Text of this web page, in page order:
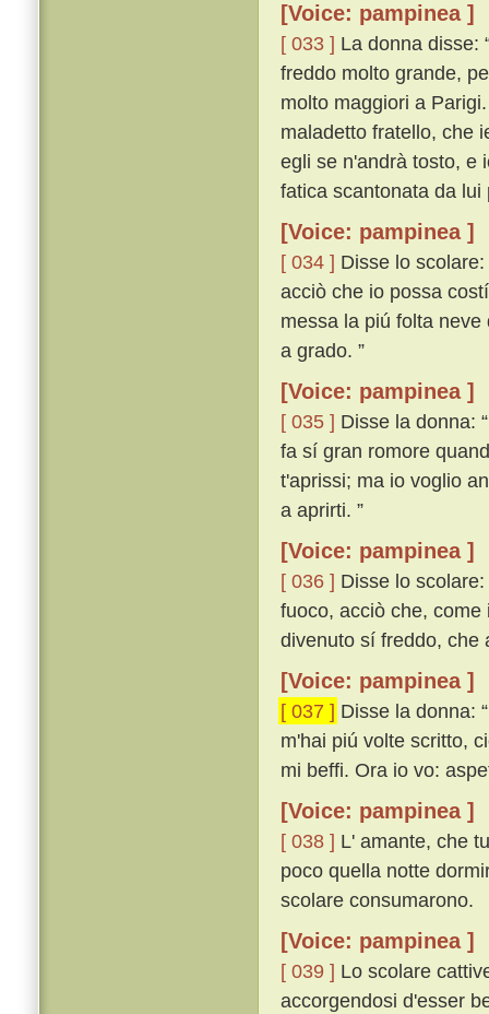
[Voice: pampinea ]
[ 033 ] La donna disse:
freddo molto grande,
molto maggiori a
maladetto fratello, che
egli se n'andrà tosto, e
fatica scantonata da lui
[Voice: pampinea ]
[ 034 ] Disse lo
acciò che io possa
messa la piú folta
a grado. ”
[Voice: pampinea ]
[ 035 ] Disse la donna:
fa sí gran romore
t'aprissi; ma io voglio
a aprirti. ”
[Voice: pampinea ]
[ 036 ] Disse lo
fuoco, acciò che,
divenuto sí freddo, che
[Voice: pampinea ]
[ 037 ] Disse la donna:
m'hai piú volte scritto,
mi beffi. Ora io vo:
[Voice: pampinea ]
[ 038 ] L' amante, che
poco quella notte
scolare consumarono.
[Voice: pampinea ]
[ 039 ] Lo scolare
accorgendosi d'esser